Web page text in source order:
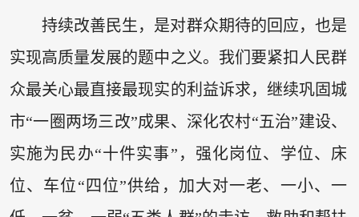
持续改善民生，是对群众期待的回应，也是
实现高质量发展的题中之义。我们要紧扣人民群
众最关心最直接最现实的利益诉求，继续巩固城
市“一圈两场三改”成果、深化农村“五治”建设、
实施为民办“十件实事”，强化岗位、学位、床
位、车位“四位”供给，加大对一老、一小、一